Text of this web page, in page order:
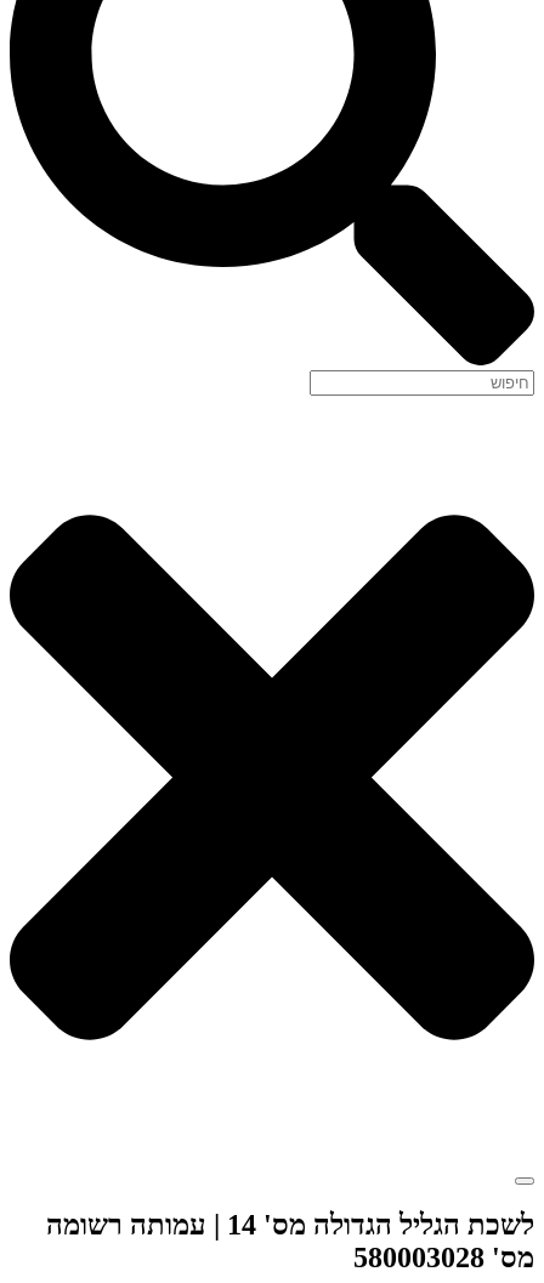
לשכת הגליל הגדולה מס' 14 | עמותה רשומה
מס' 580003028